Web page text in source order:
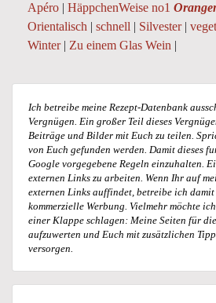
Apéro | HäppchenWeise no1
Orientalisch | schnell | Silvester|
Winter| Zu einem Glas Wein |
Ich betreibe meine Rezept-Datenbank
Vergnügen. Ein großer Teil dieses
Beiträge und Bilder mit Euch zu teilen.
von Euch gefunden werden. Damit dieses
Google vorgegebene Regeln einzuhalten.
externen Links zu arbeiten. Wenn Ihr auf
externen Links auffindet, betreibe ich
kommerzielle Werbung. Vielmehr möchte
einer Klappe schlagen: Meine Seiten für
aufzuwerten und Euch mit zusätzlichen
versorgen.